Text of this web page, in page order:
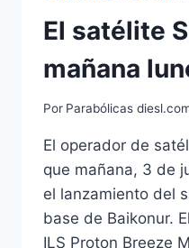
El satélite
mañana
Por Parabólicas
El operador de
que mañana, 3 de
el lanzamiento del
base de Baikonur.
ILS Proton Breeze